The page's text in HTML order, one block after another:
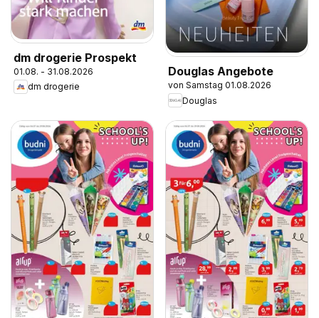
dm drogerie Prospekt
01.08. - 31.08.2026
dm drogerie
Douglas Angebote
von Samstag 01.08.2026
Douglas